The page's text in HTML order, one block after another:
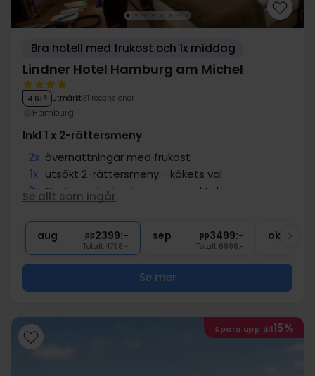
Bra hotell med frukost och 1x middag
Lindner Hotel Hamburg am Michel
4.6/ 5 Utmärkt 31 recensioner
Hamburg
Inkl 1 x 2-rättersmeny
2x övernattningar med frukost
1x utsökt 2-rättersmeny - kökets val
2x Gratis parkering i garage med tak
Centralt läge
1x 1 fl. vatten på rummet (att dela)
Se allt som ingår
aug pp2399:-
Totalt 4798:-
sep pp3499:-
Totalt 6998:-
okt
Se mer
Spara upp till15%